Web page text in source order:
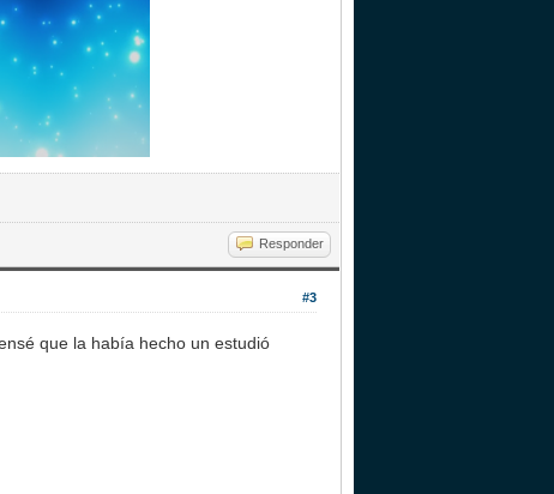
Responder
#3
que la había hecho un estudió